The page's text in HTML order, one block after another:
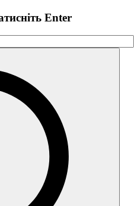
Enter